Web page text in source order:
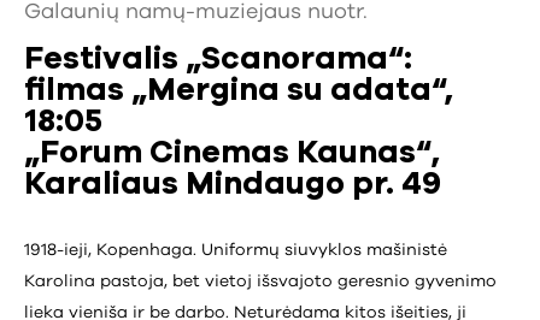
Galaunių namų-muziejaus nuotr.
Festivalis „Scanorama“:
filmas „Mergina su adata“,
18:05
„ Forum Cinemas Kaunas“,
Karaliaus Mindaugo pr. 49
1918-ieji, Kopenhaga. Uniformų siuvyklos mašinistė
Karolina pastoja, bet vietoj išsvajoto geresnio gyvenimo
lieka vieniša ir be darbo. Neturėdama kitos išeities, ji